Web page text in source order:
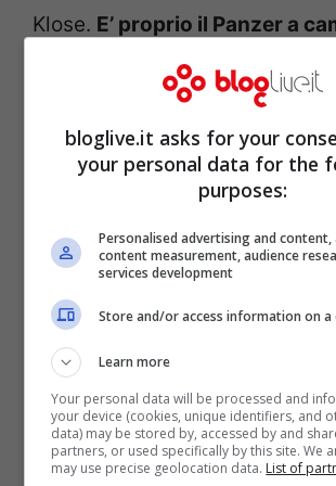
Klose. E’ proprio il Panzer a
sorti della garaal 52′
rete dell’1-0, e solamente due
guadagnando un netto rigore
mano di Pisano, trasformato
Candreva. La Lazio però non si
continua a creare occasioni
tedesco, assoluto protagonista
ripresa. Al 65′ la Lazio va
gol con Perea che prende il
sulla ribattuta la manda fuori.
prova a farsi vedere dalle
Marchetti, prima al 75′ con
bloglive.it asks for your
your personal data for the
purposes:
Personalised advertising and
content measurement, audience
services development
Store and/or access information on a
Learn more
Your personal data will be processed and
your device (cookies, unique identifiers, and
data) may be stored by, accessed by and
partners, or used specifically by this site. We
may use precise geolocation data. List of